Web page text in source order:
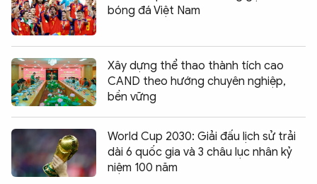
bóng đá Việt Nam
Xây dựng thể thao thành tích cao
CAND theo hướng chuyên nghiệp,
bền vững
World Cup 2030: Giải đấu lịch sử trải
dài 6 quốc gia và 3 châu lục nhân kỷ
niệm 100 năm